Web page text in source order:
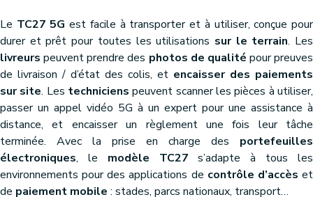
Le TC27 5G est facile à transporter et à utiliser, conçue pour
durer et prêt pour toutes les utilisations sur le terrain. Les
livreurs peuvent prendre des photos de qualité pour preuves
de livraison / d’état des colis, et encaisser des paiements
sur site. Les techniciens peuvent scanner les pièces à utiliser,
passer un appel vidéo 5G à un expert pour une assistance à
distance, et encaisser un règlement une fois leur tâche
terminée. Avec la prise en charge des portefeuilles
électroniques, le modèle TC27 s’adapte à tous les
environnements pour des applications de contrôle d’accès et
de paiement mobile : stades, parcs nationaux, transport…